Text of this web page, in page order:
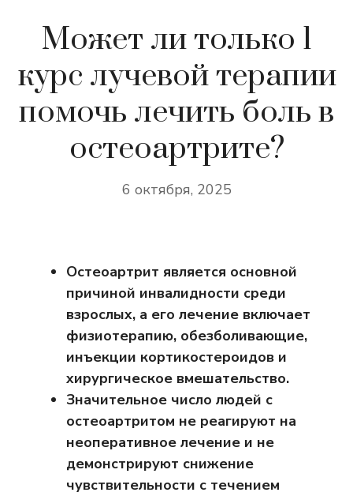
Может ли только 1
курс лучевой терапии
помочь лечить боль в
остеоартрите?
6 октября, 2025
Остеоартрит является основной
причиной инвалидности среди
взрослых, а его лечение включает
физиотерапию, обезболивающие,
инъекции кортикостероидов и
хирургическое вмешательство.
Значительное число людей с
остеоартритом не реагируют на
неоперативное лечение и не
демонстрируют снижение
чувствительности с течением